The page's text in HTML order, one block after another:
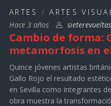
ARTES /ARTES
Hace 3 años
sieterevueltas
Cambio de forma:
metamorfosis en
Quince jóvenes artistas
Gallo Rojo el resultado
en Sevilla como integrantes
obra muestra la